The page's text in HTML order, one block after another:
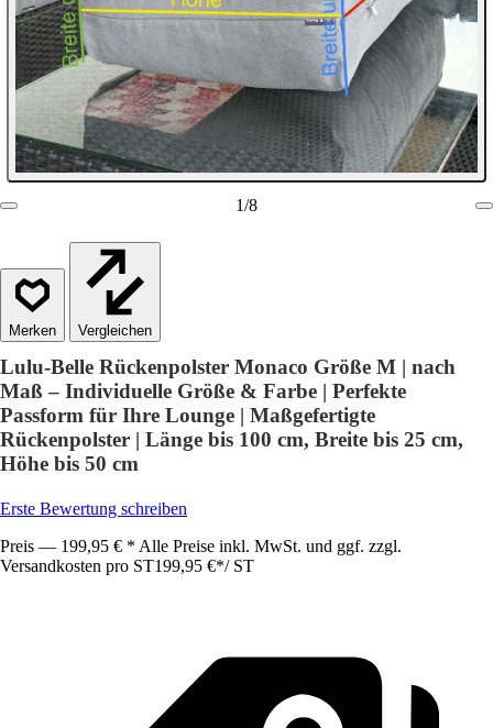
1/8
Vergleichen
Lulu-Belle Rückenpolster Monaco Größe M | nach
Maß – Individuelle Größe & Farbe | Perfekte
Passform für Ihre Lounge | Maßgefertigte
Rückenpolster | Länge bis 100 cm, Breite bis 25 cm,
Höhe bis 50 cm
Erste Bewertung schreiben
Preis — 199,95 € * Alle Preise inkl. MwSt. und ggf. zzgl.
Versandkosten pro ST199,95 €*/ ST